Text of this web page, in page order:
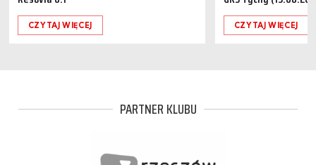
CZYTAJ WIĘCEJ CZYTAJ WIĘCEJ
PARTNER KLUBU